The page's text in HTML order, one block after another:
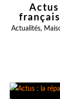
Actualités,